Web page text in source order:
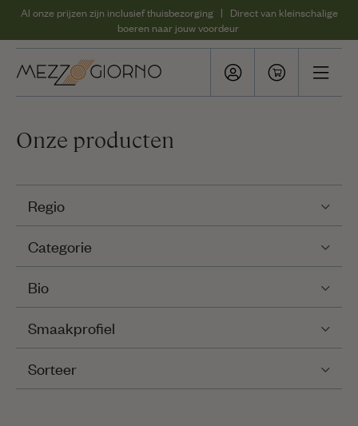
Al onze prijzen zijn inclusief thuisbezorging | Direct van kleinschalige
boeren naar jouw voordeur
Onze producten
Regio
Categorie
Bio
Smaakprofiel
Sorteer